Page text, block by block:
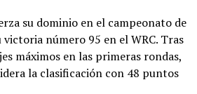
su dominio en el campeonato de
número 95 en el WRC. Tras
máximos en las primeras rondas,
la clasificación con 48 puntos